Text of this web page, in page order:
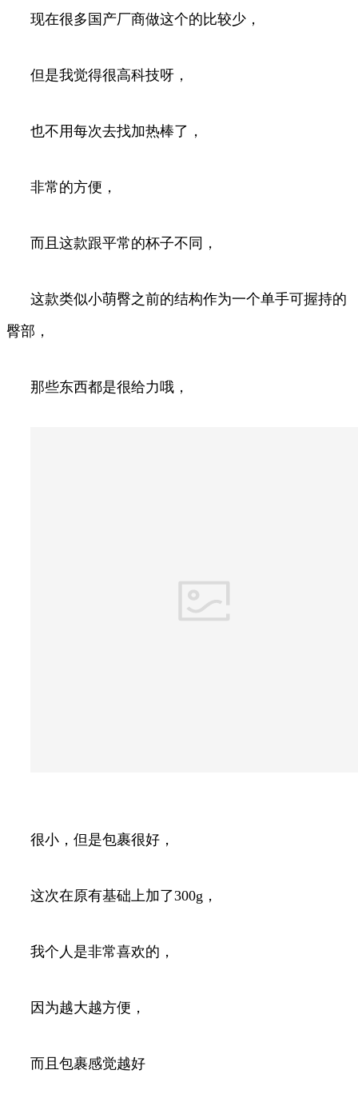
现在很多国产厂商做这个的比较少，
但是我觉得很高科技呀，
也不用每次去找加热棒了，
非常的方便，
而且这款跟平常的杯子不同，
这款类似小萌臀之前的结构作为一个单手可握持的
臀部，
那些东西都是很给力哦，
很小，但是包裹很好，
这次在原有基础上加了300g，
我个人是非常喜欢的，
因为越大越方便，
而且包裹感觉越好